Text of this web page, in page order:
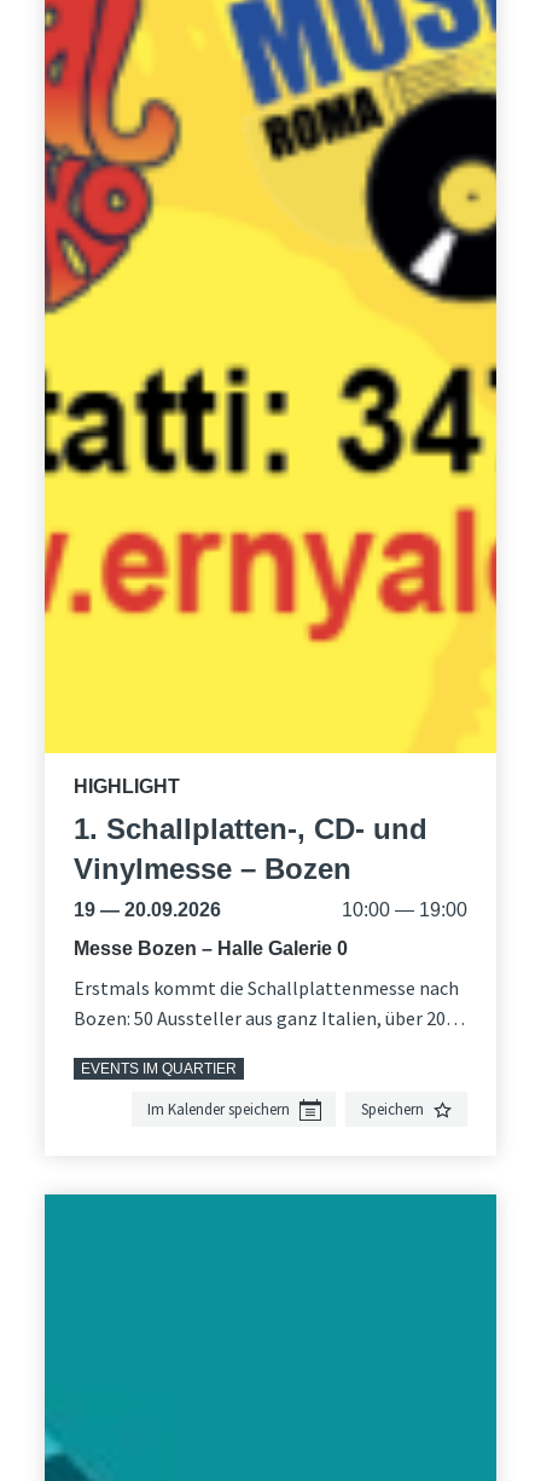
HIGHLIGHT
1. Schallplatten-, CD- und
Vinylmesse – Bozen
19 — 20.09.2026
10:00 — 19:00
Messe Bozen – Halle Galerie 0
Erstmals kommt die Schallplattenmesse nach
Bozen: 50 Aussteller aus ganz Italien, über 200
Schallplatten für jeden Geschmack.
EVENTS IM QUARTIER
Speichern
Im Kalender speichern